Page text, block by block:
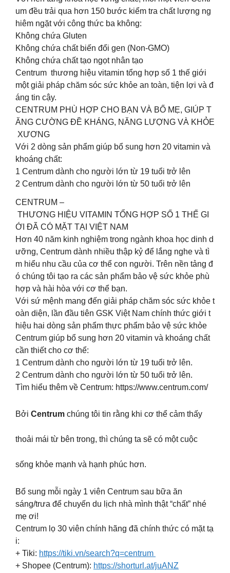
um đều trải qua hơn 150 bước kiểm tra chất lượng ng
hiêm ngặt với công thức ba không:
Không chứa Gluten
Không chứa chất biến đổi gen (Non-GMO)
Không chứa chất tạo ngọt nhân tạo
Centrum thương hiệu vitamin tổng hợp số 1 thế giới
một giải pháp chăm sóc sức khỏe an toàn, tiện lợi và đ
áng tin cậy.
CENTRUM PHÙ HỢP CHO BẠN VÀ BỐ MẸ, GIÚP T
ĂNG CƯỜNG ĐỀ KHÁNG, NĂNG LƯỢNG VÀ KHỎE
XƯƠNG
Với 2 dòng sản phẩm giúp bổ sung hơn 2️0️ vitamin và
khoáng chất:
1️ Centrum dành cho người lớn từ 19 tuổi trở lên
2️ Centrum dành cho người lớn từ 50 tuổi trở lên
️️CENTRUM –
THƯƠNG HIỆU VITAMIN TỔNG HỢP SỐ 1 THẾ GI
ỚI ĐÃ CÓ MẶT TẠI VIỆT NAM️️
️Hơn 4️0️ năm kinh nghiệm trong ngành khoa học dinh d
ưỡng, Centrum dành nhiều thập kỷ để lắng nghe và tì
m hiểu nhu cầu của cơ thể con người. Trên nền tảng đ
ó chúng tôi tạo ra các sản phẩm bảo vệ sức khỏe phù
hợp và hài hòa với cơ thể bạn.
️Với sứ mệnh mang đến giải pháp chăm sóc sức khỏe t
oàn diện, lần đầu tiên GSK Việt Nam chính thức giới t
hiệu hai dòng sản phẩm thực phẩm bảo vệ sức khỏe
Centrum giúp bổ sung hơn 20 vitamin và khoáng chất
cần thiết cho cơ thể:
1️ Centrum dành cho người lớn từ 19 tuổi trở lên.
2️ Centrum dành cho người lớn từ 50 tuổi trở lên.
Tìm hiểu thêm về Centrum: https://www.centrum.com/
Bởi Centrum chúng tôi tin rằng khi cơ thể cảm thấy
thoải mái từ bên trong, thì chúng ta sẽ có một cuộc
sống khỏe mạnh và hạnh phúc hơn.
​Bổ sung mỗi ngày 1 viên Centrum sau bữa ăn
sáng/trưa để chuyến du lịch nhà mình thật “chất” nhé
mẹ ơi!
Centrum lọ 30 viên chính hãng đã chính thức có mặt tạ
i:
+ Tiki: https://tiki.vn/search?q=centrum
+ Shopee (Centrum): https://shorturl.at/juANZ